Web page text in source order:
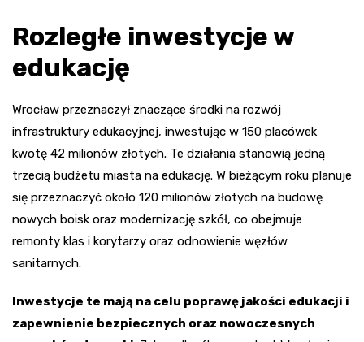
Rozległe inwestycje w
edukację
Wrocław przeznaczył znaczące środki na rozwój
infrastruktury edukacyjnej, inwestując w 150 placówek
kwotę 42 milionów złotych. Te działania stanowią jedną
trzecią budżetu miasta na edukację. W bieżącym roku planuje
się przeznaczyć około 120 milionów złotych na budowę
nowych boisk oraz modernizację szkół, co obejmuje
remonty klas i korytarzy oraz odnowienie węzłów
sanitarnych.
Inwestycje te mają na celu poprawę jakości edukacji i
zapewnienie bezpiecznych oraz nowoczesnych